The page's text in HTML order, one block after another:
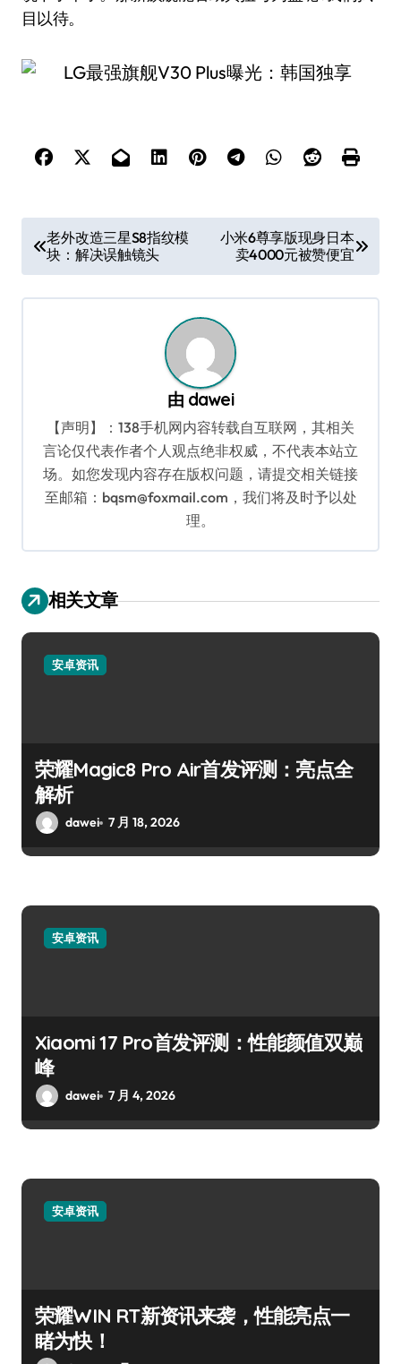
目以待。
章
导
老外改造三星S8指纹模
块：解决误触镜头
小米6尊享版现身日本
卖4000元被赞便宜
由 dawei
【声明】：138手机网内容转载自互联网，其相关
言论仅代表作者个人观点绝非权威，不代表本站立
场。如您发现内容存在版权问题，请提交相关链接
至邮箱：bqsm@foxmail.com，我们将及时予以处
理。
相关文章
安卓资讯
荣耀Magic8 Pro Air首发评测：亮点全
解析
dawei 7 月 18, 2026
安卓资讯
Xiaomi 17 Pro首发评测：性能颜值双巅
峰
dawei 7 月 4, 2026
安卓资讯
荣耀WIN RT新资讯来袭，性能亮点一
睹为快！